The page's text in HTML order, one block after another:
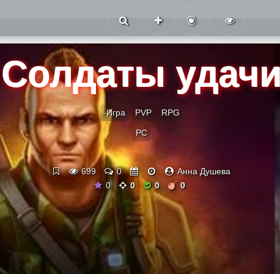
Солдаты
-Игра PVP RPG
PC
699 0
Анна Душева
0
0 0 0